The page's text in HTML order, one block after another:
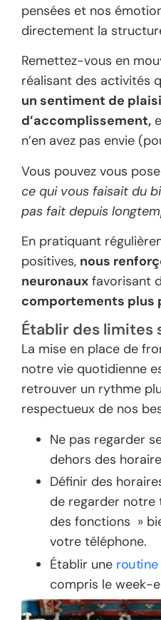
pensées et nos
directement la
Remettez-vous en
réalisant des activités
un sentiment de
d’accomplissement,
n’en avez pas envie
Vous pouvez vous
ce qui vous faisait du
pas fait depuis
En pratiquant
positives, nous
neuronaux favorisant
comportements plus
Établir des limites
La mise en place de
notre vie quotidienne
retrouver un rythme
respectueux de nos
Ne pas regarder
dehors des
Définir des
de regarder notre
des fonctions »
votre téléphone.
Établir une routine
compris le week-